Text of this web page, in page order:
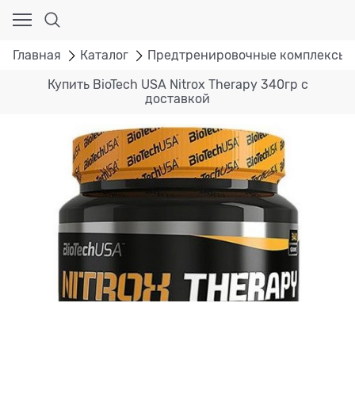
Главная Каталог Предтренировочные комплексы
Купить BioTech USA Nitrox Therapy 340гр с
доставкой